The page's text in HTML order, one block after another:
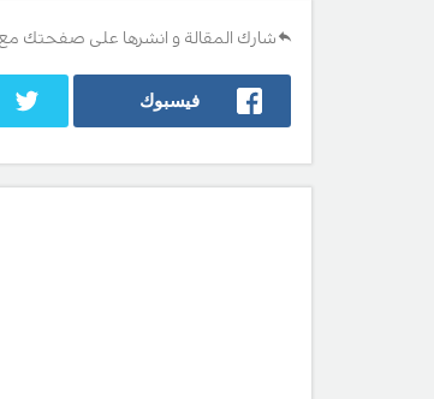
شارك المقالة و انشرها على صفحتك مع
فيسبوك